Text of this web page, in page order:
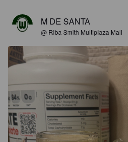
M DE SANTA
@ Riba Smith Multiplaza Mall